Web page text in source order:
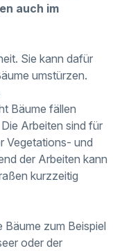
auch im
Sie kann dafür
umstürzen.
Bäume fällen
Arbeiten sind für
Vegetations- und
der Arbeiten kann
kurzzeitig
Bäume zum Beispiel
oder der